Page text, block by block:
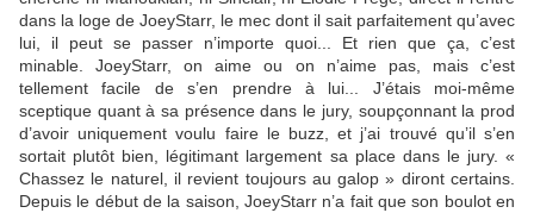
dans la loge de JoeyStarr, le mec dont il sait parfaitement qu’avec
lui, il peut se passer n’importe quoi... Et rien que ça, c’est
minable. JoeyStarr, on aime ou on n’aime pas, mais c’est
tellement facile de s’en prendre à lui... J’étais moi-même
sceptique quant à sa présence dans le jury, soupçonnant la prod
d’avoir uniquement voulu faire le buzz, et j’ai trouvé qu’il s’en
sortait plutôt bien, légitimant largement sa place dans le jury. «
Chassez le naturel, il revient toujours au galop » diront certains.
Depuis le début de la saison, JoeyStarr n’a fait que son boulot en